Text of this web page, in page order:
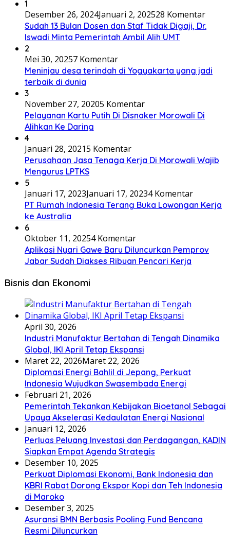
1
Desember 26, 2024Januari 2, 202528 Komentar
Sudah 13 Bulan Dosen dan Staf Tidak Digaji, Dr.
Iswadi Minta Pemerintah Ambil Alih UMT
2
Mei 30, 20257 Komentar
Meninjau desa terindah di Yogyakarta yang jadi
terbaik di dunia
3
November 27, 20205 Komentar
Pelayanan Kartu Putih Di Disnaker Morowali Di
Alihkan Ke Daring
4
Januari 28, 20215 Komentar
Perusahaan Jasa Tenaga Kerja Di Morowali Wajib
Mengurus LPTKS
5
Januari 17, 2023Januari 17, 20234 Komentar
PT Rumah Indonesia Terang Buka Lowongan Kerja
ke Australia
6
Oktober 11, 20254 Komentar
Aplikasi Nyari Gawe Baru Diluncurkan Pemprov
Jabar Sudah Diakses Ribuan Pencari Kerja
Bisnis dan Ekonomi
April 30, 2026
Industri Manufaktur Bertahan di Tengah Dinamika
Global, IKI April Tetap Ekspansi
Maret 22, 2026Maret 22, 2026
Diplomasi Energi Bahlil di Jepang, Perkuat
Indonesia Wujudkan Swasembada Energi
Februari 21, 2026
Pemerintah Tekankan Kebijakan Bioetanol Sebagai
Upaya Akselerasi Kedaulatan Energi Nasional
Januari 12, 2026
Perluas Peluang Investasi dan Perdagangan, KADIN
Siapkan Empat Agenda Strategis
Desember 10, 2025
Perkuat Diplomasi Ekonomi, Bank Indonesia dan
KBRI Rabat Dorong Ekspor Kopi dan Teh Indonesia
di Maroko
Desember 3, 2025
Asuransi BMN Berbasis Pooling Fund Bencana
Resmi Diluncurkan